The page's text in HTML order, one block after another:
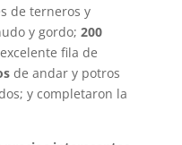
de terneros y
y gordo; 200
fila de
de andar y potros
y completaron la